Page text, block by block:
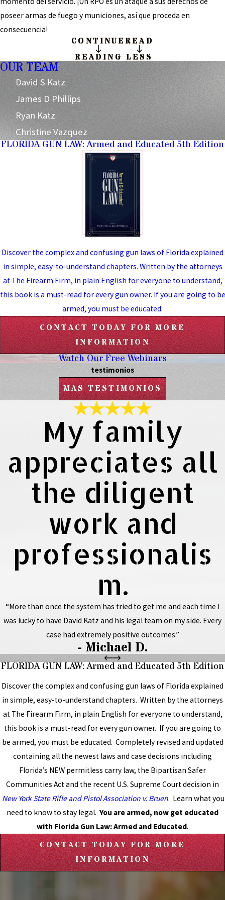
poseer armas de fuego y municiones, así que proceda en
consecuencia!
CONTINUE
READING
READ
LESS
OUR TEAM
David S Katz
James D Phillips
Ryan Katz
Christine Vazquez
FLORIDA GUN LAW: Armed and Educated 5th Edition
Discover the complex and confusing gun laws of Florida explained
in simple, easy-to-understand chapters. Written by the attorneys
at The Firearm Firm, in plain English for everyone to understand,
this book is a must-read for every gun owner. If you are going to be
armed, you must be educated.
CONTACT TODAY FOR MORE
INFORMATION
Watch Our Free Webinars
testimonios
MAS TESTIMONIOS
My family
appreciates all
the diligent
work and
professionalis
m.
“More than once the system has tried to get me and each time I
was lucky to have David Katz and his legal team on my side. Every
case had extremely positive outcomes.”
- Michael D.
FLORIDA GUN LAW: Armed and Educated 5th Edition
Discover the complex and confusing gun laws of Florida explained
in simple, easy-to-understand chapters. Written by the attorneys
at The Firearm Firm, in plain English for everyone to understand,
this book is a must-read for every gun owner. If you are going to
be armed, you must be educated. Completely revised and updated
containing all the newest laws and case decisions including
Florida’s NEW permitless carry law, the Bipartisan Safer
Communities Act and the recent U.S. Supreme Court decision in
New York State Rifle and Pistol Association v. Bruen. Learn what you
need to know to stay legal. You are armed, now get educated
with Florida Gun Law: Armed and Educated.
CONTACT TODAY FOR MORE
INFORMATION